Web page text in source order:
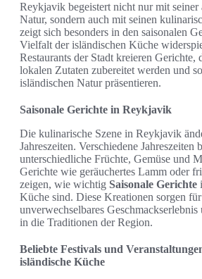
Reykjavik begeistert nicht nur mit seiner
Natur, sondern auch mit seinen
zeigt sich besonders in den saisonalen
Vielfalt der isländischen Küche
Restaurants der Stadt kreieren Gerichte,
lokalen Zutaten zubereitet werden und
isländischen Natur präsentieren.
Saisonale Gerichte in Reykjavik
Die kulinarische Szene in Reykjavik
Jahreszeiten. Verschiedene Jahreszeiten
unterschiedliche Früchte, Gemüse und
Gerichte wie geräuchertes Lamm oder
zeigen, wie wichtig Saisonale Gerichte
Küche sind. Diese Kreationen sorgen
unverwechselbares
in die Traditionen der Region.
Beliebte Festivals und
isländische Küche